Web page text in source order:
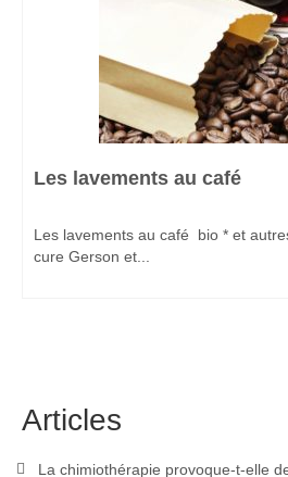
Les lavements au café
Les lavements au café bio * et
cure Gerson et...
Articles
La chimiothérapie provoque-t-elle